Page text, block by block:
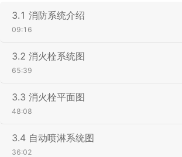
3.1 消防系统介绍
09:16
3.2 消火栓系统图
65:39
3.3 消火栓平面图
48:08
3.4 自动喷淋系统图
36:02